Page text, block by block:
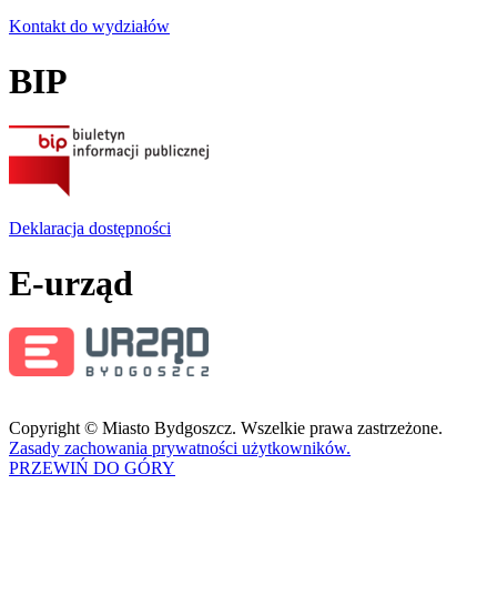
Kontakt do wydziałów
BIP
Deklaracja dostępności
E-urząd
Copyright © Miasto Bydgoszcz. Wszelkie prawa zastrzeżone.
Zasady zachowania prywatności użytkowników.
PRZEWIŃ DO GÓRY